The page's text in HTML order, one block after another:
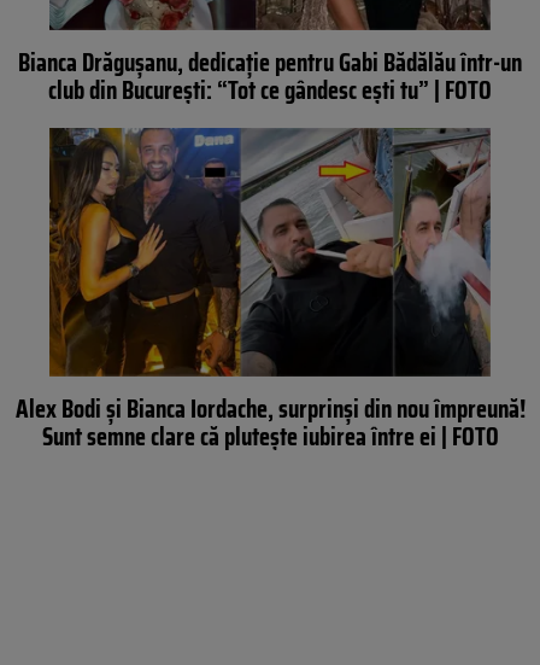
Bianca Drăgușanu, dedicație pentru Gabi Bădălău într-un
club din București: “Tot ce gândesc ești tu” | FOTO
Alex Bodi și Bianca Iordache, surprinși din nou împreună!
Sunt semne clare că plutește iubirea între ei | FOTO